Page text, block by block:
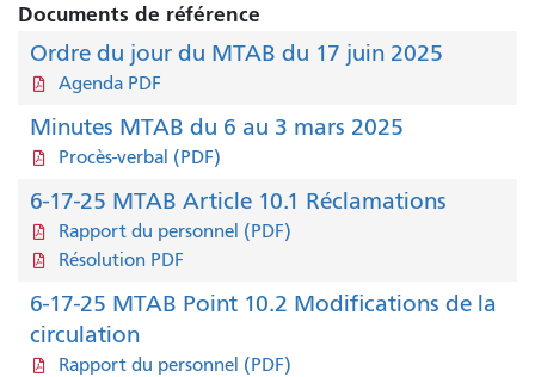
Documents de référence
Ordre du jour du MTAB du 17 juin 2025
Agenda PDF
Minutes MTAB du 6 au 3 mars 2025
Procès-verbal (PDF)
6-17-25 MTAB Article 10.1 Réclamations
Rapport du personnel (PDF)
Résolution PDF
6-17-25 MTAB Point 10.2 Modifications de la
circulation
Rapport du personnel (PDF)